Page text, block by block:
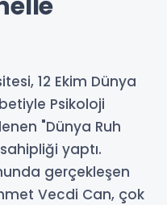
12 Ekim Dünya
Psikoloji
"Dünya Ruh
yaptı.
gerçekleşen
Vecdi Can, çok